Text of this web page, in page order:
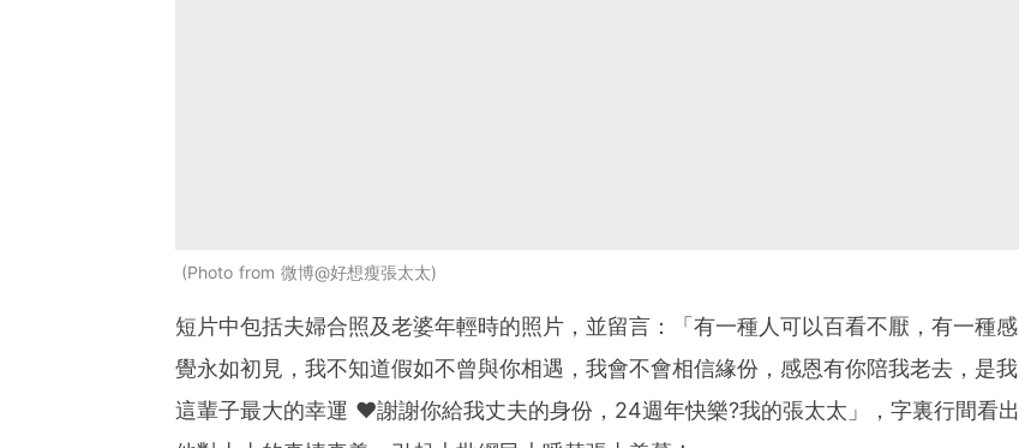
Photo from 微博@好想瘦張太太
短片中包括夫婦合照及老婆年輕時的照片，並留言：「有一種人可以百看不厭，有一種感
覺永如初見，我不知道假如不曾與你相遇，我會不會相信緣份，感恩有你陪我老去，是我
這輩子最大的幸運 ❤️謝謝你給我丈夫的身份，24週年快樂?我的張太太」，字裏行間看出